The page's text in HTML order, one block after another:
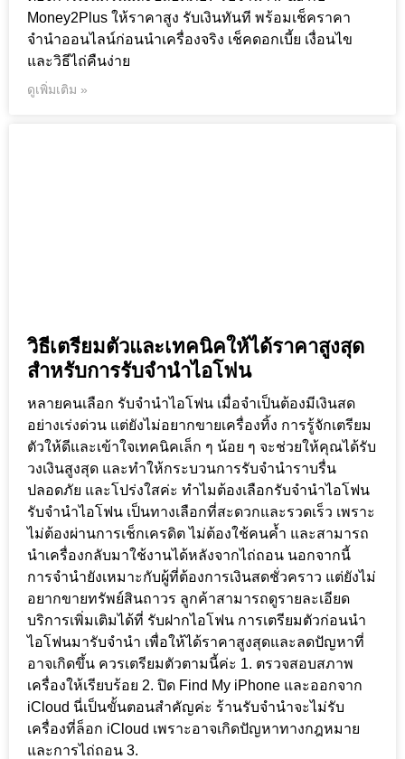
Money2Plus ให้ราคาสูง รับเงินทันที พร้อมเช็คราคา
จำนำออนไลน์ก่อนนำเครื่องจริง เช็คดอกเบี้ย เงื่อนไข
และวิธีไถ่คืนง่าย
ดูเพิ่มเติม »
วิธีเตรียมตัวและเทคนิคให้ได้ราคาสูงสุด
สำหรับการรับจำนำไอโฟน
หลายคนเลือก รับจำนำไอโฟน เมื่อจำเป็นต้องมีเงินสด
อย่างเร่งด่วน แต่ยังไม่อยากขายเครื่องทิ้ง การรู้จักเตรียม
ตัวให้ดีและเข้าใจเทคนิคเล็ก ๆ น้อย ๆ จะช่วยให้คุณได้รับ
วงเงินสูงสุด และทำให้กระบวนการรับจำนำราบรื่น
ปลอดภัย และโปร่งใสค่ะ ทำไมต้องเลือกรับจำนำไอโฟน
รับจำนำไอโฟน เป็นทางเลือกที่สะดวกและรวดเร็ว เพราะ
ไม่ต้องผ่านการเช็กเครดิต ไม่ต้องใช้คนค้ำ และสามารถ
นำเครื่องกลับมาใช้งานได้หลังจากไถ่ถอน นอกจากนี้
การจำนำยังเหมาะกับผู้ที่ต้องการเงินสดชั่วคราว แต่ยังไม่
อยากขายทรัพย์สินถาวร ลูกค้าสามารถดูรายละเอียด
บริการเพิ่มเติมได้ที่ รับฝากไอโฟน การเตรียมตัวก่อนนำ
ไอโฟนมารับจำนำ เพื่อให้ได้ราคาสูงสุดและลดปัญหาที่
อาจเกิดขึ้น ควรเตรียมตัวตามนี้ค่ะ 1. ตรวจสอบสภาพ
เครื่องให้เรียบร้อย 2. ปิด Find My iPhone และออกจาก
iCloud นี่เป็นขั้นตอนสำคัญค่ะ ร้านรับจำนำจะไม่รับ
เครื่องที่ล็อก iCloud เพราะอาจเกิดปัญหาทางกฎหมาย
และการไถ่ถอน 3.